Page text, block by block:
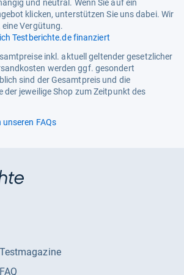
20 W
Nein
Ja
Ja
und neutral. Wenn Sie auf ein
klicken, unterstützen Sie uns dabei. Wir
Vergütung.
Testberichte.de finanziert
inkl. aktuell geltender gesetzlicher
werden ggf. gesondert
sind der Gesamtpreis und die
der jeweilige Shop zum Zeitpunkt des
FAQs
Testmagazine
FAQ